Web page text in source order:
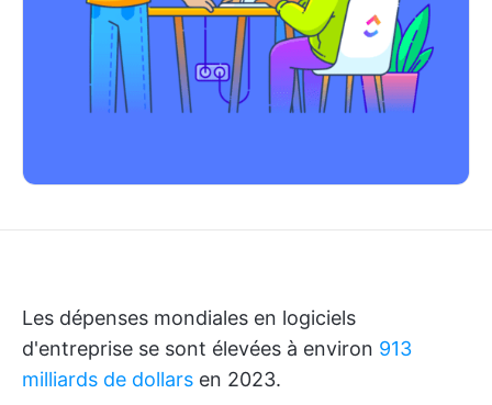
Les dépenses mondiales en logiciels
d'entreprise se sont élevées à environ 913
milliards de dollars en 2023.